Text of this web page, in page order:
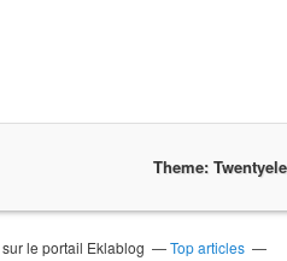
Theme:
sur le portail Eklablog
Top articles